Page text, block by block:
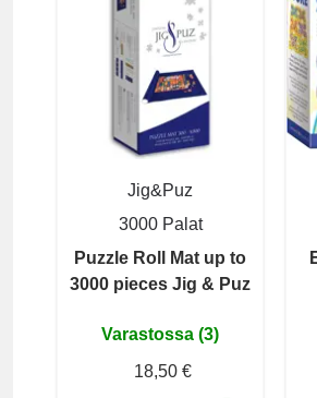
Jig&Puz
3000 Palat
Puzzle Roll Mat up to
3000 pieces Jig & Puz
Varastossa (3)
18,50 €